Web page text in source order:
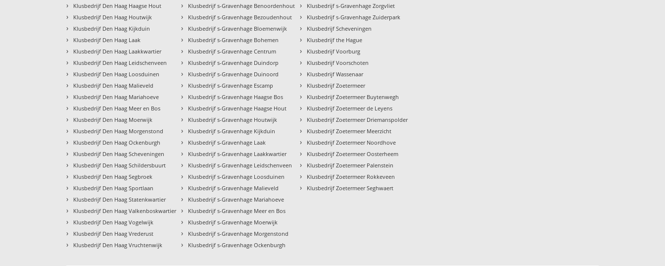
› Klusbedrijf Den Haag Haagse Hout
› Klusbedrijf Den Haag Houtwijk
› Klusbedrijf Den Haag Kijkduin
› Klusbedrijf Den Haag Laak
› Klusbedrijf Den Haag Laakkwartier
› Klusbedrijf Den Haag Leidschenveen
› Klusbedrijf Den Haag Loosduinen
› Klusbedrijf Den Haag Malieveld
› Klusbedrijf Den Haag Mariahoeve
› Klusbedrijf Den Haag Meer en Bos
› Klusbedrijf Den Haag Moerwijk
› Klusbedrijf Den Haag Morgenstond
› Klusbedrijf Den Haag Ockenburgh
› Klusbedrijf Den Haag Scheveningen
› Klusbedrijf Den Haag Schildersbuurt
› Klusbedrijf Den Haag Segbroek
› Klusbedrijf Den Haag Sportlaan
› Klusbedrijf Den Haag Statenkwartier
› Klusbedrijf Den Haag Valkenboskwartier
› Klusbedrijf Den Haag Vogelwijk
› Klusbedrijf Den Haag Vrederust
› Klusbedrijf Den Haag Vruchtenwijk
› Klusbedrijf s-Gravenhage Benoordenhout
› Klusbedrijf s-Gravenhage Bezoudenhout
› Klusbedrijf s-Gravenhage Bloemenwijk
› Klusbedrijf s-Gravenhage Bohemen
› Klusbedrijf s-Gravenhage Centrum
› Klusbedrijf s-Gravenhage Duindorp
› Klusbedrijf s-Gravenhage Duinoord
› Klusbedrijf s-Gravenhage Escamp
› Klusbedrijf s-Gravenhage Haagse Bos
› Klusbedrijf s-Gravenhage Haagse Hout
› Klusbedrijf s-Gravenhage Houtwijk
› Klusbedrijf s-Gravenhage Kijkduin
› Klusbedrijf s-Gravenhage Laak
› Klusbedrijf s-Gravenhage Laakkwartier
› Klusbedrijf s-Gravenhage Leidschenveen
› Klusbedrijf s-Gravenhage Loosduinen
› Klusbedrijf s-Gravenhage Malieveld
› Klusbedrijf s-Gravenhage Mariahoeve
› Klusbedrijf s-Gravenhage Meer en Bos
› Klusbedrijf s-Gravenhage Moerwijk
› Klusbedrijf s-Gravenhage Morgenstond
› Klusbedrijf s-Gravenhage Ockenburgh
› Klusbedrijf s-Gravenhage Zorgvliet
› Klusbedrijf s-Gravenhage Zuiderpark
› Klusbedrijf Scheveningen
› Klusbedrijf the Hague
› Klusbedrijf Voorburg
› Klusbedrijf Voorschoten
› Klusbedrijf Wassenaar
› Klusbedrijf Zoetermeer
› Klusbedrijf Zoetermeer Buytenwegh
› Klusbedrijf Zoetermeer de Leyens
› Klusbedrijf Zoetermeer Driemanspolder
› Klusbedrijf Zoetermeer Meerzicht
› Klusbedrijf Zoetermeer Noordhove
› Klusbedrijf Zoetermeer Oosterheem
› Klusbedrijf Zoetermeer Palenstein
› Klusbedrijf Zoetermeer Rokkeveen
› Klusbedrijf Zoetermeer Seghwaert